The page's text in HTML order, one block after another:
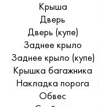
Крыша
Дверь
Дверь (купе)
Заднее крыло
Заднее крыло (купе)
Крышка багажника
Накладка порога
Обвес